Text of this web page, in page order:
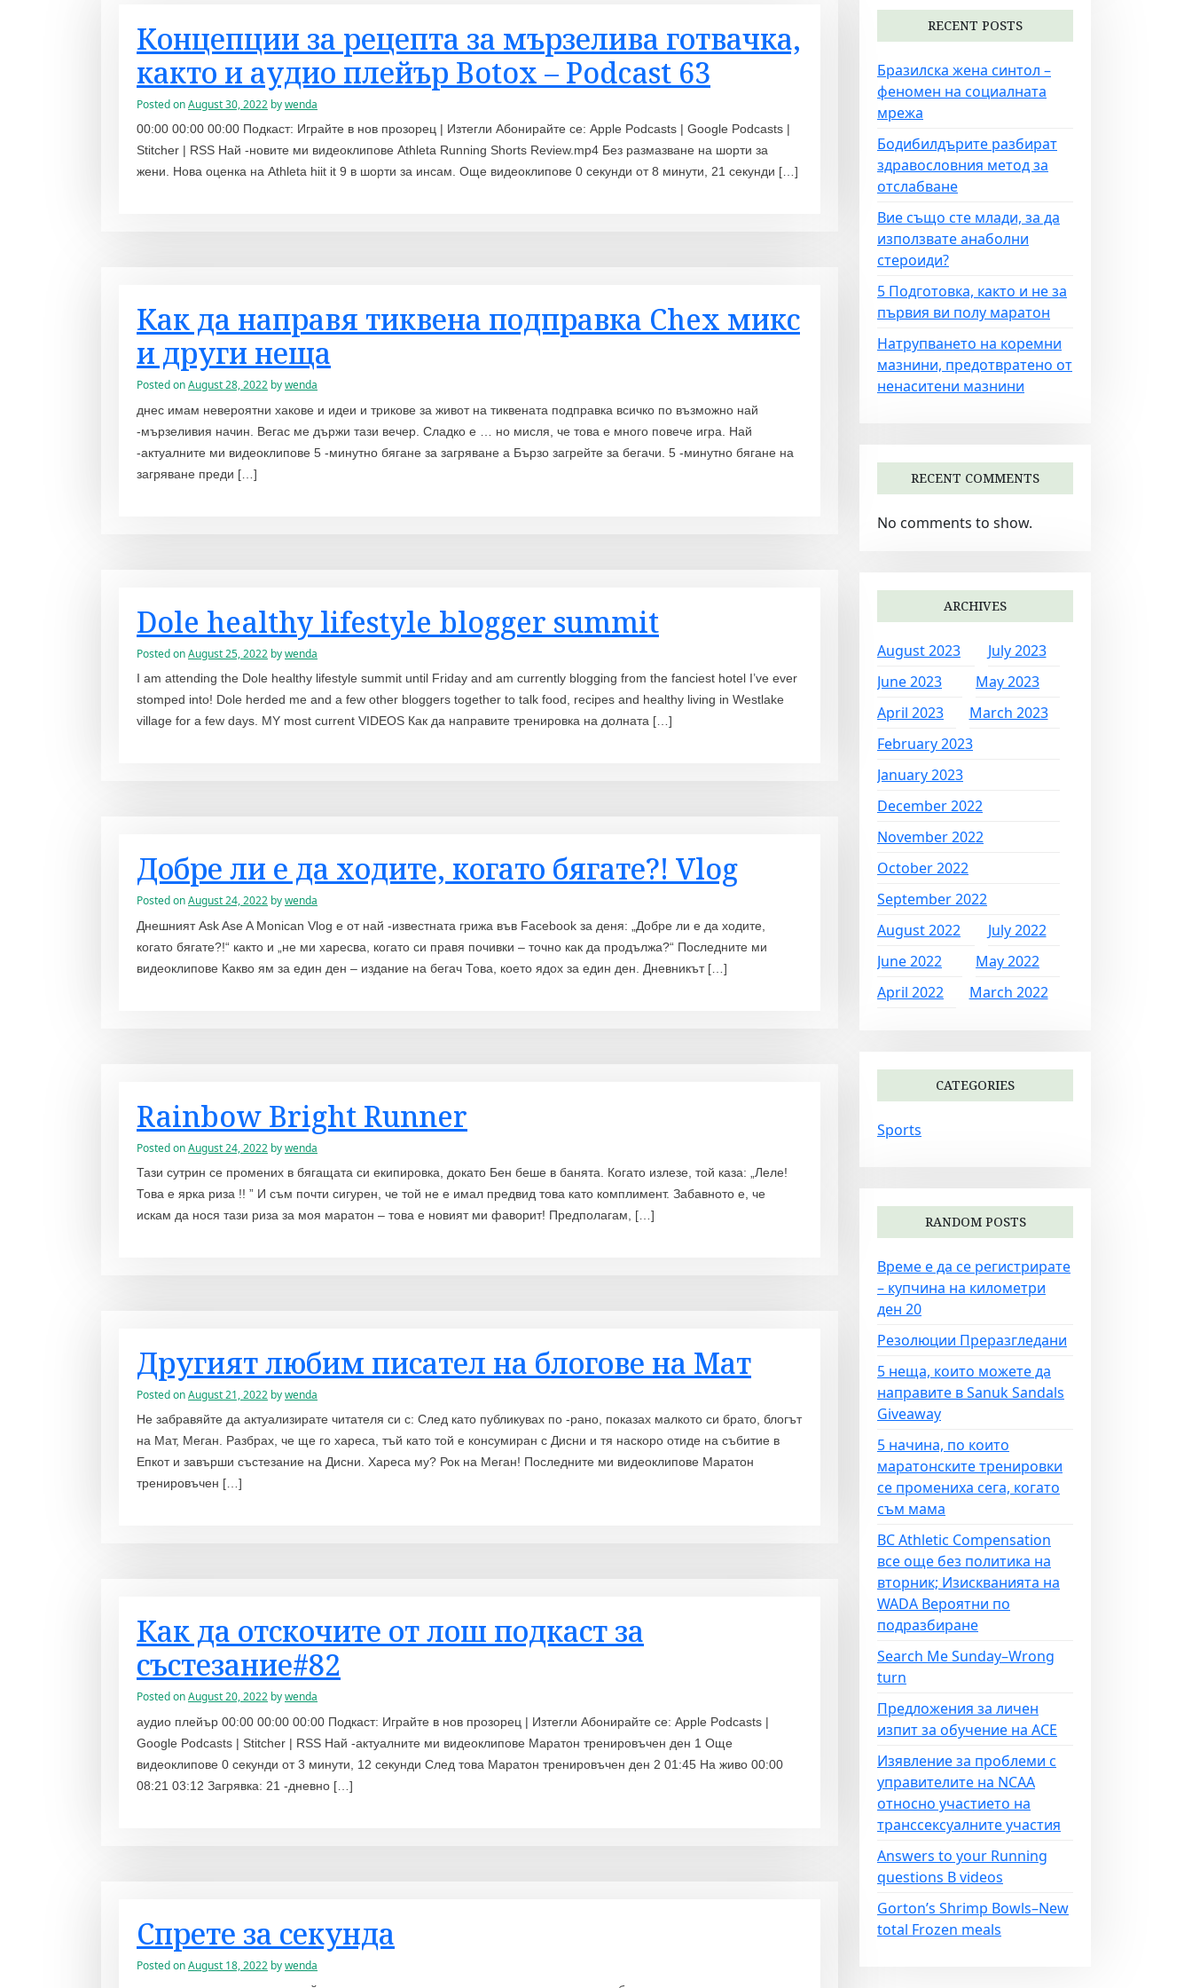
Концепции за рецепта за мързелива готвачка,
както и аудио плейър Botox – Podcast 63
Posted onAugust 30, 2022 bywenda
00:00 00:00 00:00 Подкаст: Играйте в нов прозорец | Изтегли Абонирайте се: Apple Podcasts | Google Podcasts |
Stitcher | RSS Най -новите ми видеоклипове Athleta Running Shorts Review.mp4 Без размазване на шорти за
жени. Нова оценка на Athleta hiit it 9 в шорти за инсам. Още видеоклипове 0 секунди от 8 минути, 21 секунди […]
Как да направя тиквена подправка Chex микс
и други неща
Posted onAugust 28, 2022 bywenda
днес имам невероятни хакове и идеи и трикове за живот на тиквената подправка всичко по възможно най
-мързеливия начин. Вегас ме държи тази вечер. Сладко е … но мисля, че това е много повече игра. Най
-актуалните ми видеоклипове 5 -минутно бягане за загряване a Бързо загрейте за бегачи. 5 -минутно бягане на
загряване преди […]
Dole healthy lifestyle blogger summit
Posted onAugust 25, 2022 bywenda
I am attending the Dole healthy lifestyle summit until Friday and am currently blogging from the fanciest hotel I’ve ever
stomped into! Dole herded me and a few other bloggers together to talk food, recipes and healthy living in Westlake
village for a few days. MY most current VIDEOS Как да направите тренировка на долната […]
Добре ли е да ходите, когато бягате?! Vlog
Posted onAugust 24, 2022 bywenda
Днешният Ask Ase A Monican Vlog е от най -известната грижа във Facebook за деня: „Добре ли е да ходите,
когато бягате?!“ както и „не ми харесва, когато си правя почивки – точно как да продължа?“ Последните ми
видеоклипове Какво ям за един ден – издание на бегач Това, което ядох за един ден. Дневникът […]
Rainbow Bright Runner
Posted onAugust 24, 2022 bywenda
Тази сутрин се промених в бягащата си екипировка, докато Бен беше в банята. Когато излезе, той каза: „Леле!
Това е ярка риза !! ” И съм почти сигурен, че той не е имал предвид това като комплимент. Забавното е, че
искам да нося тази риза за моя маратон – това е новият ми фаворит! Предполагам, […]
Другият любим писател на блогове на Мат
Posted onAugust 21, 2022 bywenda
Не забравяйте да актуализирате читателя си с: След като публикувах по -рано, показах малкото си брато, блогът
на Мат, Меган. Разбрах, че ще го хареса, тъй като той е консумиран с Дисни и тя наскоро отиде на събитие в
Епкот и завърши състезание на Дисни. Хареса му? Рок на Меган! Последните ми видеоклипове Маратон
тренировъчен […]
Как да отскочите от лош подкаст за
състезание#82
Posted onAugust 20, 2022 bywenda
аудио плейър 00:00 00:00 00:00 Подкаст: Играйте в нов прозорец | Изтегли Абонирайте се: Apple Podcasts |
Google Podcasts | Stitcher | RSS Най -актуалните ми видеоклипове Маратон тренировъчен ден 1 Още
видеоклипове 0 секунди от 3 минути, 12 секунди След това Маратон тренировъчен ден 2 01:45 На живо 00:00
08:21 03:12 Загрявка: 21 -дневно […]
Спрете за секунда
Posted onAugust 18, 2022 bywenda
RECENT POSTS
Бразилска жена синтол –
феномен на социалната
мрежа
Бодибилдърите разбират
здравословния метод за
отслабване
Вие също сте млади, за да
използвате анаболни
стероиди?
5 Подготовка, както и не за
първия ви полу маратон
Натрупването на коремни
мазнини, предотвратено от
ненаситени мазнини
RECENT COMMENTS
No comments to show.
ARCHIVES
August 2023
July 2023
June 2023
May 2023
April 2023
March 2023
February 2023
January 2023
December 2022
November 2022
October 2022
September 2022
August 2022
July 2022
June 2022
May 2022
April 2022
March 2022
CATEGORIES
Sports
RANDOM POSTS
Време е да се регистрирате
– купчина на километри
ден 20
Резолюции Преразгледани
5 неща, които можете да
направите в Sanuk Sandals
Giveaway
5 начина, по които
маратонските тренировки
се промениха сега, когато
съм мама
BC Athletic Compensation
все още без политика на
вторник; Изискванията на
WADA Вероятни по
подразбиране
Search Me Sunday–Wrong
turn
Предложения за личен
изпит за обучение на ACE
Изявление за проблеми с
управителите на NCAA
относно участието на
транссексуалните участия
Answers to your Running
questions B videos
Gorton’s Shrimp Bowls–New
total Frozen meals